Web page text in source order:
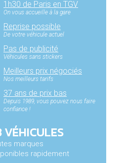
1h30 de Paris en TGV
On vous accueille à la gare
Reprise possible
De votre véhicule actuel
Pas de publicité
Véhicules sans stickers
Meilleurs prix négociés
Nos meilleurs tarifs
37 ans de prix bas
Depuis 1989, vous pouvez nous faire
confiance !
VÉHICULES
marques
rapidement